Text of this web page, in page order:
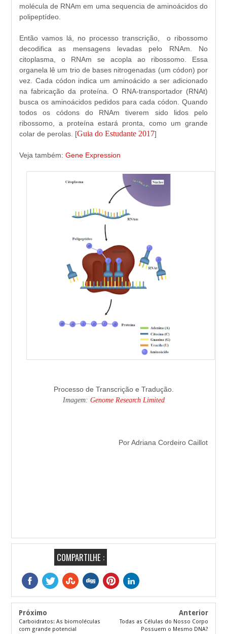
molécula de RNAm em uma sequencia de aminoácidos do
polipeptídeo.
Então vamos lá, no processo transcrição, o ribossomo
decodifica as mensagens levadas pelo RNAm. No
citoplasma, o RNAm se acopla ao ribossomo. Essa
organela lê um trio de bases nitrogenadas (um códon) por
vez. Cada códon indica um aminoácido a ser adicionado
na fabricação da proteína. O RNA-transportador (RNAt)
busca os aminoácidos pedidos para cada códon. Quando
todos os códons do RNAm tiverem sido lidos pelo
ribossomo, a proteína estará pronta, como um grande
colar de perolas. [Guia do Estudante 2017]
Veja também: Gene Expression
Processo de Transcrição e Tradução.
Imagem: Genome Research Limited
Por Adriana Cordeiro Caillot
COMPARTILHE :
Próximo
Carboidratos: As biomoléculas
com grande potencial
Anterior
Todas as Células do Nosso Corpo
Possuem o Mesmo DNA?